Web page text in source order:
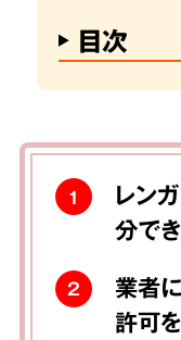
目次
1
レン
分で
2
業者
許可